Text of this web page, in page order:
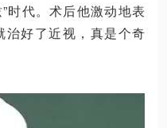
时代。术后他激动地表
治好了近视，真是个奇